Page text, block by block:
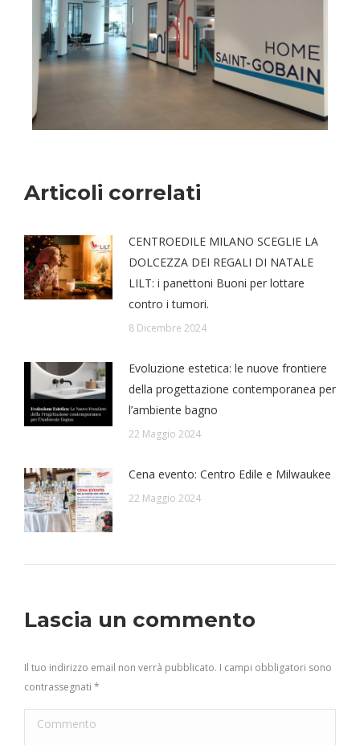
Articoli correlati
CENTROEDILE MILANO SCEGLIE LA
DOLCEZZA DEI REGALI DI NATALE
LILT: i panettoni Buoni per lottare
contro i tumori.
8 Dicembre 2024
Evoluzione estetica: le nuove frontiere
della progettazione contemporanea per
l’ambiente bagno
22 Maggio 2024
Cena evento: Centro Edile e Milwaukee
22 Maggio 2024
Lascia un commento
Il tuo indirizzo email non verrà pubblicato. I campi obbligatori sono
contrassegnati *
Commento